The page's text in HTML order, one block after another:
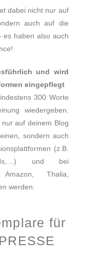
dabei nicht nur auf
auch auf die
es haben also auch
und wird
eingepflegt
300 Worte
wiedergeben.
auf deinem Blog
sondern auch
(z.B.
und bei
Thalia,
werden.
für